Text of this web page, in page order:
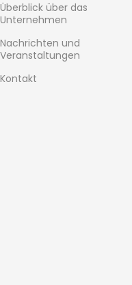
Überblick über das
Unternehmen
Nachrichten und
Veranstaltungen
Kontakt